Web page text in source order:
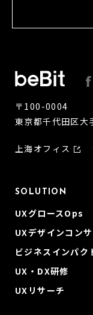
〒100-0004
東京都千代田区
上海オフィス
SOLUTION
UXグロースOps
UXデザインコン
ビジネスインパク
UX・DX研修
UXリサーチ